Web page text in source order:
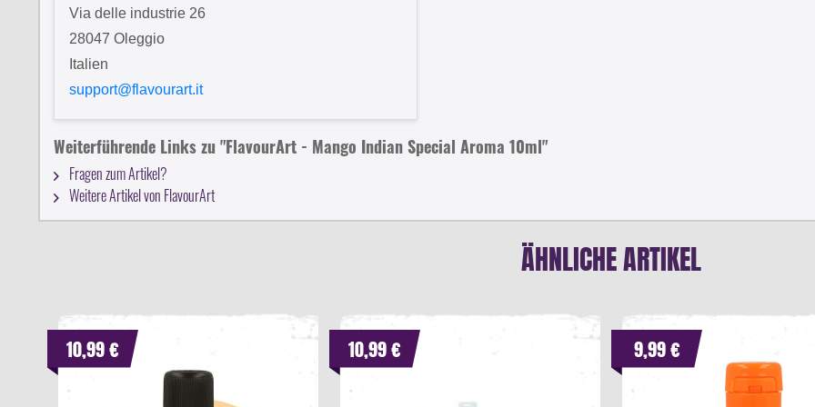
Via delle industrie 26
28047 Oleggio
Italien
support@flavourart.it
Weiterführende Links zu "FlavourArt - Mango Indian Special Aroma 10ml"
Fragen zum Artikel?
Weitere Artikel von FlavourArt
ÄHNLICHE ARTIKEL
10,99 € 10,99 € 9,99 €